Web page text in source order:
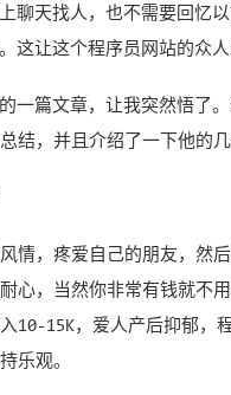
聊天找人，也不需要回忆
这让这个程序员网站的众人
一篇文章，让我突然悟了
结，并且介绍了一下他的
情，疼爱自己的朋友，然
心，当然你非常有钱就不
10-15K，爱人产后抑郁，
乐观。